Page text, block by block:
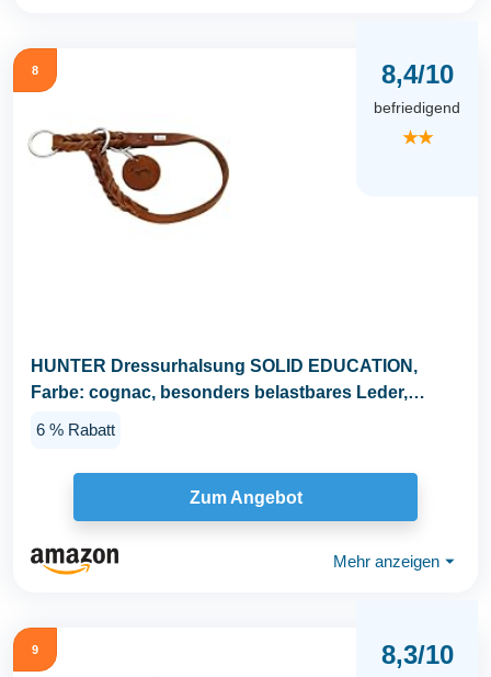
8 8,4/10
befriedigend
★★
HUNTER Dressurhalsung SOLID EDUCATION,
Farbe: cognac, besonders belastbares Leder,
6 % Rabatt
Zum Angebot
Mehr anzeigen ⏷
9 8,3/10